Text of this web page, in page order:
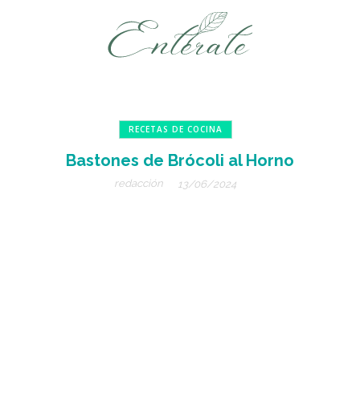
RECETAS DE COCINA
Bastones de Brócoli al Horno
redacción 13/06/2024